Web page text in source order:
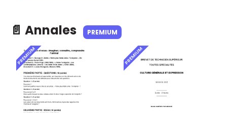
📄 Annales PREMIUM
PREMIUM PREMIUM